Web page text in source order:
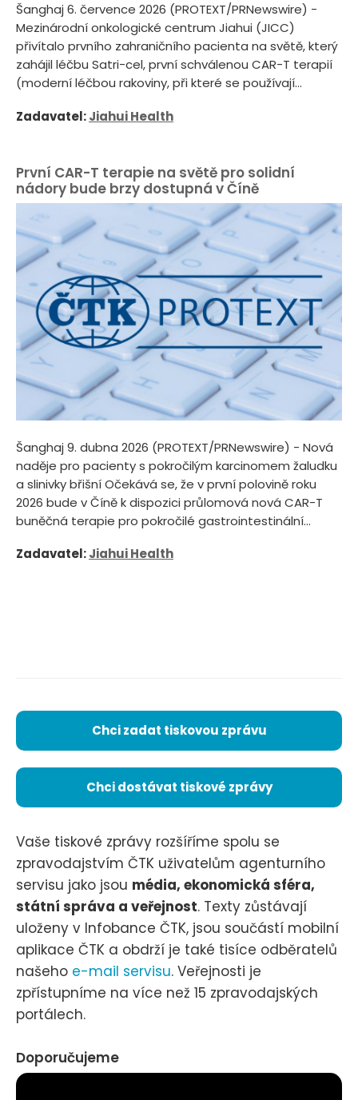
Šanghaj 6. července 2026 (PROTEXT/PRNewswire) -
Mezinárodní onkologické centrum Jiahui (JICC)
přivítalo prvního zahraničního pacienta na světě, který
zahájil léčbu Satri-cel, první schválenou CAR-T terapií
(moderní léčbou rakoviny, při které se používají...
Zadavatel:Jiahui Health
První CAR-T terapie na světě pro solidní
nádory bude brzy dostupná v Číně
Šanghaj 9. dubna 2026 (PROTEXT/PRNewswire) - Nová
naděje pro pacienty s pokročilým karcinomem žaludku
a slinivky břišní Očekává se, že v první polovině roku
2026 bude v Číně k dispozici průlomová nová CAR-T
buněčná terapie pro pokročilé gastrointestinální...
Zadavatel:Jiahui Health
Chci zadat tiskovou zprávu
Chci dostávat tiskové zprávy
Vaše tiskové zprávy rozšíříme spolu se
zpravodajstvím ČTK uživatelům agenturního
servisu jako jsou média, ekonomická sféra,
státní správa a veřejnost. Texty zůstávají
uloženy v Infobance ČTK, jsou součástí mobilní
aplikace ČTK a obdrží je také tisíce odběratelů
našeho e-mail servisu. Veřejnosti je
zpřístupníme na více než 15 zpravodajských
portálech.
Doporučujeme